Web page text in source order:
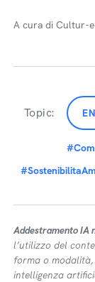
A cura di Cultur-e
Topic:
Addestramento IA
l’utilizzo del
forma o
intelligenza